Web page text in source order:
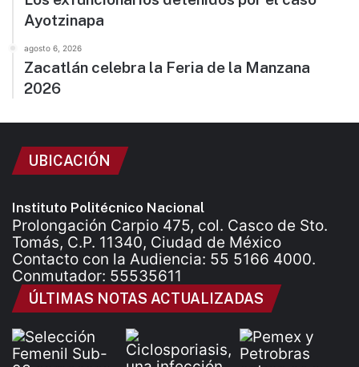
Ayotzinapa
agosto 6, 2026
Zacatlán celebra la Feria de la Manzana
2026
UBICACIÓN
Instituto Politécnico Nacional
Prolongación Carpio 475, col. Casco de Sto.
Tomás, C.P. 11340, Ciudad de México
Contacto con la Audiencia: 55 5166 4000.
Conmutador: 55535611
ÚLTIMAS NOTAS ACTUALIZADAS